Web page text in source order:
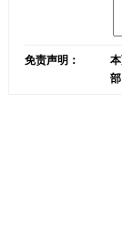
免责声明：